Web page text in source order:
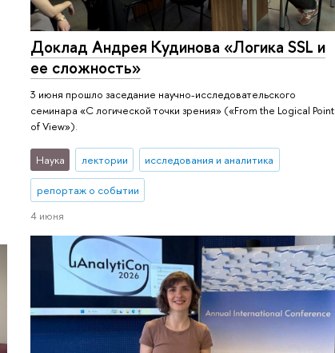
Доклад Андрея Кудинова «Логика SSL и
ее сложность»
3 июня прошло заседание научно-исследовательского
семинара «С логической точки зрения» («From the Logical Point
of View»).
Наука лектории исследования и аналитика
репортаж о событии
4 июня